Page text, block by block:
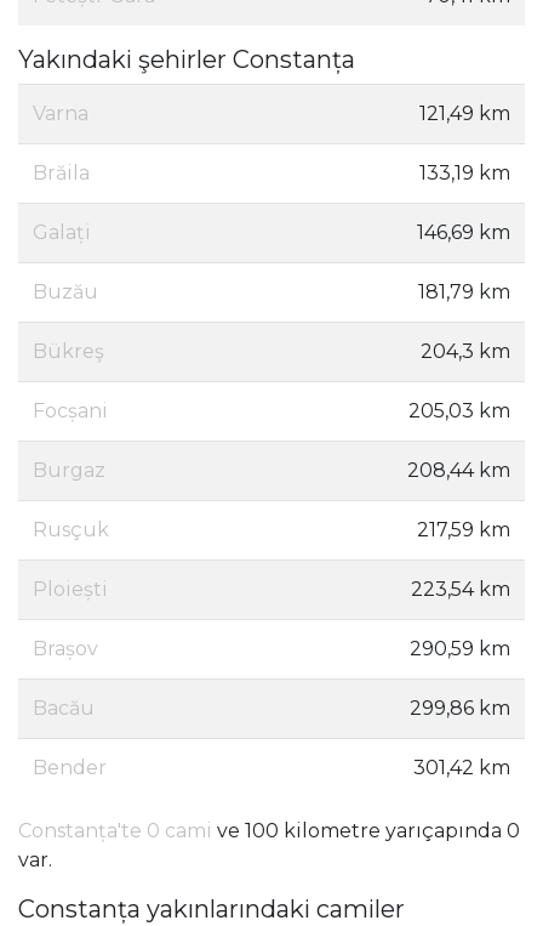
Yakındaki şehirler Constanța
Varna 121,49 km
Brăila 133,19 km
Galați 146,69 km
Buzău 181,79 km
Bükreş 204,3 km
Focșani 205,03 km
Burgaz 208,44 km
Rusçuk 217,59 km
Ploiești 223,54 km
Brașov 290,59 km
Bacău 299,86 km
Bender 301,42 km
Constanța'te 0 cami ve 100 kilometre yarıçapında 0
var.
Constanța yakınlarındaki camiler